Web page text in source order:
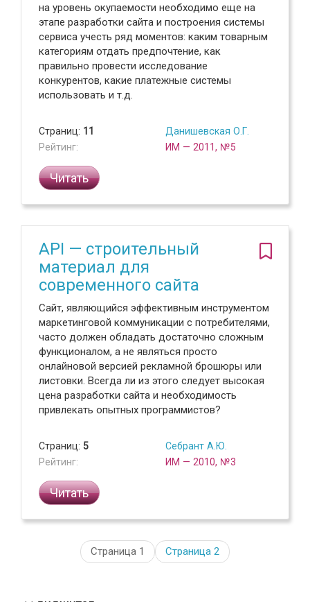
на уровень окупаемости необходимо еще на
этапе разработки сайта и построения системы
сервиса учесть ряд моментов: каким товарным
категориям отдать предпочтение, как
правильно провести исследование
конкурентов, какие платежные системы
использовать и т.д.
Страниц: 11
Рейтинг:
Данишевская О.Г.
ИМ — 2011, №5
Читать
API — строительный
материал для
современного сайта
Сайт, являющийся эффективным инструментом
маркетинговой коммуникации с потребителями,
часто должен обладать достаточно сложным
функционалом, а не являться просто
онлайновой версией рекламной брошюры или
листовки. Всегда ли из этого следует высокая
цена разработки сайта и необходимость
привлекать опытных программистов?
Страниц: 5
Рейтинг:
Себрант А.Ю.
ИМ — 2010, №3
Читать
Страница 1 Страница 2